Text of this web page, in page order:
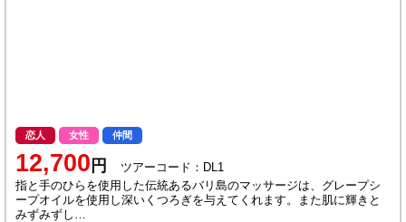
恋人 女性 仲間
12,700 円
ツアーコード：DL1
指と手のひらを使用した伝統あるバリ島のマッサージは、グレープシ
ープオイルを使用し深いくつろぎを与えてくれます。また肌に輝きと
みずみずし…